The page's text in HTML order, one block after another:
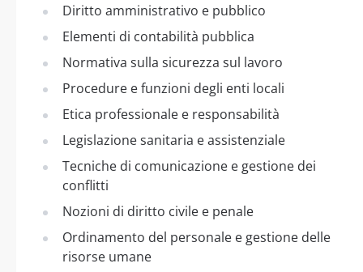
Diritto amministrativo e pubblico
Elementi di contabilità pubblica
Normativa sulla sicurezza sul lavoro
Procedure e funzioni degli enti locali
Etica professionale e responsabilità
Legislazione sanitaria e assistenziale
Tecniche di comunicazione e gestione dei
conflitti
Nozioni di diritto civile e penale
Ordinamento del personale e gestione delle
risorse umane